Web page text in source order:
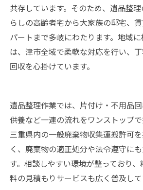
共存しています。そのため、遺品整
らしの高齢者宅から大家族の邸宅、
パートまで多岐にわたります。地域
は、津市全域で柔軟な対応を行い、
回収を心掛けています。
遺品整理作業では、片付け・不用品
供養など一連の流れをワンストップで
三重県内の一般廃棄物収集運搬許可
く、廃棄物の適正処分や法令遵守に
す。相談しやすい環境が整っており
料の見積もりサービスも広く普及して